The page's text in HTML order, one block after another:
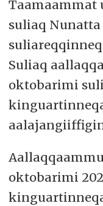
Taamaammat
suliaq
Suliaq
oktobarimi
oktobarimi